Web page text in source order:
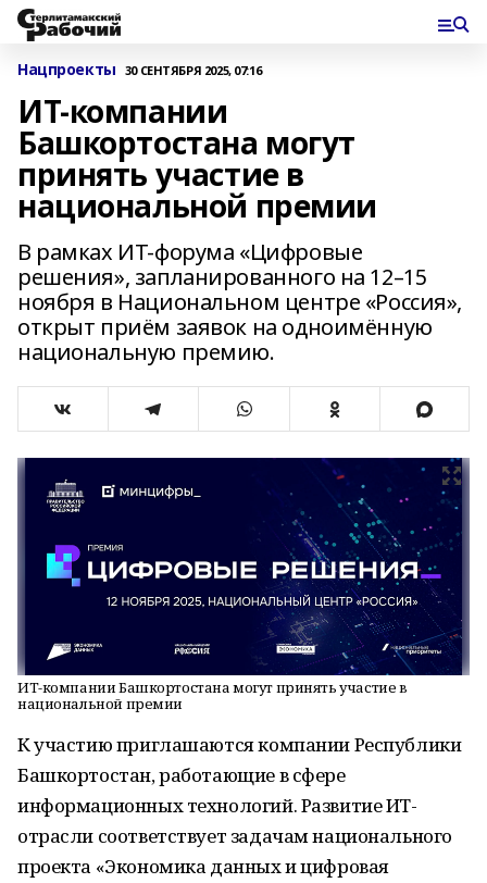
Нацпроекты 30 СЕНТЯБРЯ 2025, 07:16
ИТ-компании
Башкортостана могут
принять участие в
национальной премии
В рамках ИТ-форума «Цифровые
решения», запланированного на 12–15
ноября в Национальном центре «Россия»,
открыт приём заявок на одноимённую
национальную премию.
ИТ-компании Башкортостана могут принять участие в
национальной премии
К участию приглашаются компании Республики
Башкортостан, работающие в сфере
информационных технологий. Развитие ИТ-
отрасли соответствует задачам национального
проекта «Экономика данных и цифровая